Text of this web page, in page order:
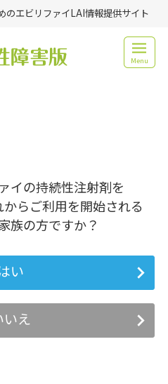
のエビリファイLAI情報提供サイト
Menu
イの持続性注射剤を
らご利用を開始される
族の方ですか？
い
いえ